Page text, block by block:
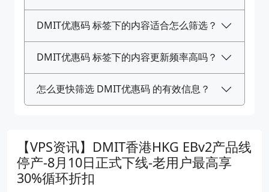
DMIT优惠码 标签下的内容适合怎么筛选？
DMIT优惠码 标签下的内容更新频率高吗？
怎么更快筛选 DMIT优惠码 的有效信息？
【VPS资讯】DMIT香港HKG EBv2产品线
停产-8月10日正式下线-老用户最高享
30%循环折扣